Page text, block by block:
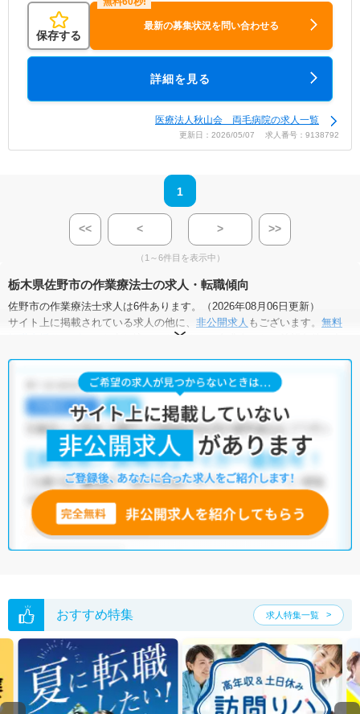
保存する
最新の募集状況を問い合わせる
詳細を見る
医療法人秋山会 両毛病院の求人一覧
更新日：2026/05/07 求人番号：9138792
1
<< < > >>
（1～6件目を表示中）
栃木県佐野市の作業療法士の求人・転職傾向
佐野市の作業療法士求人は6件あります。（2026年08月06日更新）
サイト上に掲載されている求人の他に、 非公開求人 もございます。 無料
にお申し込みいただくと、全求人からご希望条件に合
佐野市の作業療法士求人では以下のような条件が人気です。
土日祝休・積極採用中・ 残業少なめ 正社員(正職員)
・クリニック・介護福祉施設・訪問リハビリ(在宅医療)
他の条件でも人気の求人がございますので、「こだわり条件」から検索
いただくか、お気軽にお問い合わせください。
全国の作業療法士求人から検索いただくことも可能です。
無料転職支援サービス
にお申し込みいただくと、ご希望条件をヒアリン
グした上で求人をご提案いたします。
ご希望条件がまだ定まっていない方は人気の希望条件をピックアップし
い。
おすすめ特集 求人特集一覧